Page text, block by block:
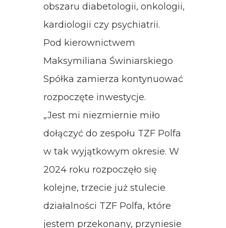
obszaru diabetologii, onkologii,
kardiologii czy psychiatrii.
Pod kierownictwem
Maksymiliana Świniarskiego
Spółka zamierza kontynuować
rozpoczęte inwestycje.
„Jest mi niezmiernie miło
dołączyć do zespołu TZF Polfa
w tak wyjątkowym okresie. W
2024 roku rozpoczęło się
kolejne, trzecie już stulecie
działalności TZF Polfa, które
jestem przekonany, przyniesie